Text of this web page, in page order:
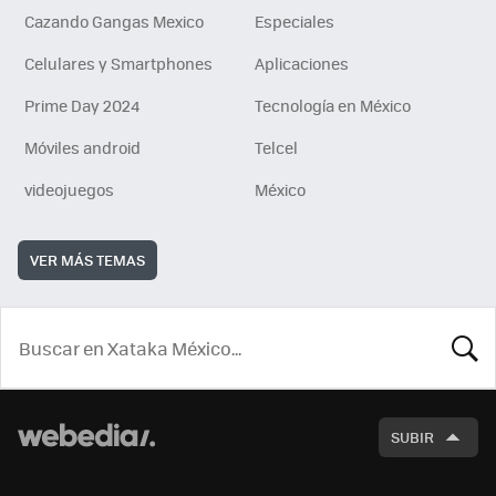
Cazando Gangas Mexico
Especiales
Celulares y Smartphones
Aplicaciones
Prime Day 2024
Tecnología en México
Móviles android
Telcel
videojuegos
México
VER MÁS TEMAS
SUBIR